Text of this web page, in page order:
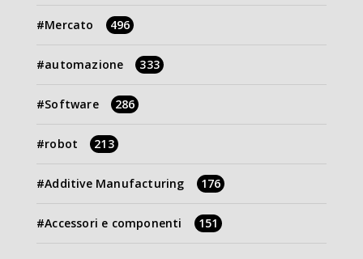
Mercato 496
automazione 333
Software 286
robot 213
Additive Manufacturing 176
Accessori e componenti 151